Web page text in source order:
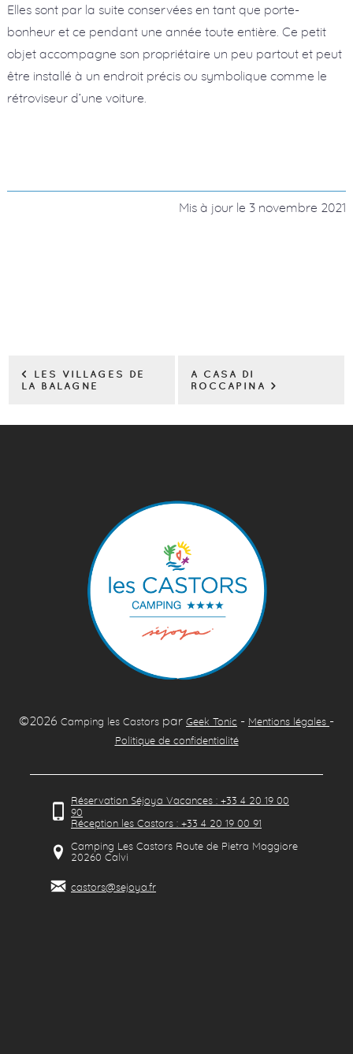
Elles sont par la suite conservées en tant que porte-
bonheur et ce pendant une année toute entière. Ce petit
objet accompagne son propriétaire un peu partout et peut
être installé à un endroit précis ou symbolique comme le
rétroviseur d’une voiture.
Mis à jour le3 novembre 2021
< LES VILLAGES DE
LA BALAGNE
A CASA DI
ROCCAPINA >
©2026 Camping les Castors par Geek Tonic - Mentions légales -
Politique de confidentialité
Réservation Séjoya Vacances : +33 4 20 19 00
90
Réception les Castors : +33 4 20 19 00 91
Camping Les Castors Route de Pietra Maggiore
20260 Calvi
castors@sejoya.fr